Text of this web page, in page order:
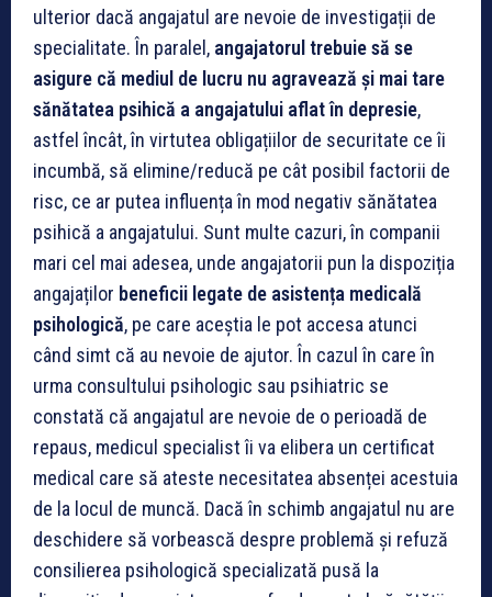
ulterior dacă angajatul are nevoie de investigații de
specialitate. În paralel, angajatorul trebuie să se
asigure că mediul de lucru nu agravează și mai tare
sănătatea psihică a angajatului aflat în depresie,
astfel încât, în virtutea obligațiilor de securitate ce îi
incumbă, să elimine/reducă pe cât posibil factorii de
risc, ce ar putea influența în mod negativ sănătatea
psihică a angajatului. Sunt multe cazuri, în companii
mari cel mai adesea, unde angajatorii pun la dispoziția
angajaților beneficii legate de asistența medicală
psihologică, pe care aceștia le pot accesa atunci
când simt că au nevoie de ajutor. În cazul în care în
urma consultului psihologic sau psihiatric se
constată că angajatul are nevoie de o perioadă de
repaus, medicul specialist îi va elibera un certificat
medical care să ateste necesitatea absenței acestuia
de la locul de muncă. Dacă în schimb angajatul nu are
deschidere să vorbească despre problemă și refuză
consilierea psihologică specializată pusă la